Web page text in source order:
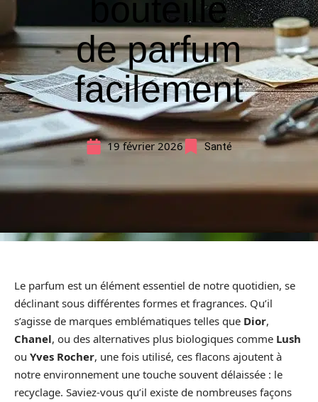
bouteille
de parfum
facilement
19 février 2026 Santé
Le parfum est un élément essentiel de notre quotidien, se
déclinant sous différentes formes et fragrances. Qu’il
s’agisse de marques emblématiques telles que Dior,
Chanel, ou des alternatives plus biologiques comme Lush
ou Yves Rocher, une fois utilisé, ces flacons ajoutent à
notre environnement une touche souvent délaissée : le
recyclage. Saviez-vous qu’il existe de nombreuses façons